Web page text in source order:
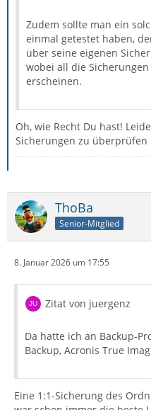
Zudem sollte man ein
einmal getestet haben,
über seine eigenen
wobei all die
erscheinen.
Oh, wie Recht Du hast!
Sicherungen zu überprüfen
ThoBa
Senior-Mitglied
8. Januar 2026 um 17:55
Zitat von juergenz
Da hatte ich an Backup-
Backup, Acronis True
Eine 1:1-Sicherung des